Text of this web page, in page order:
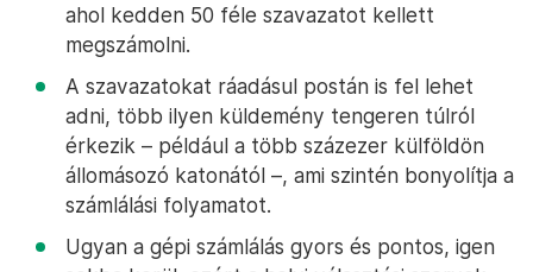
ahol kedden 50 féle szavazatot kellett
megszámolni.
A szavazatokat ráadásul postán is fel lehet
adni, több ilyen küldemény tengeren túlról
érkezik – például a több százezer külföldön
állomásozó katonától –, ami szintén bonyolítja a
számlálási folyamatot.
Ugyan a gépi számlálás gyors és pontos, igen